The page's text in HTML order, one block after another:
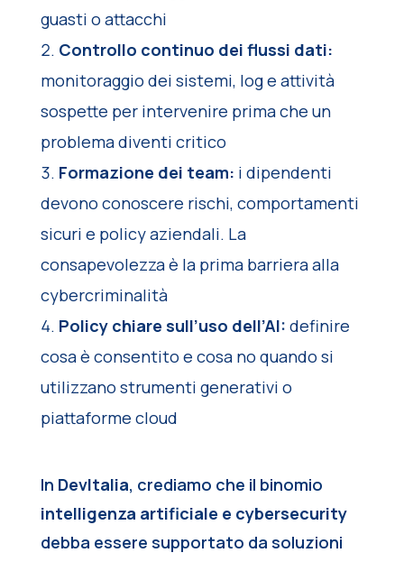
guasti o attacchi
Controllo continuo dei flussi dati:
monitoraggio dei sistemi, log e attività
sospette per intervenire prima che un
problema diventi critico
Formazione dei team: i dipendenti
devono conoscere rischi, comportamenti
sicuri e policy aziendali. La
consapevolezza è la prima barriera alla
cybercriminalità
Policy chiare sull’uso dell’AI: definire
cosa è consentito e cosa no quando si
utilizzano strumenti generativi o
piattaforme cloud
In DevItalia, crediamo che il binomio
intelligenza artificiale e cybersecurity
debba essere supportato da soluzioni